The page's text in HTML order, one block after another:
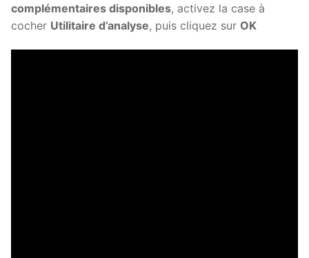
complémentaires disponibles, activez la case à
cocher Utilitaire d’analyse, puis cliquez sur OK